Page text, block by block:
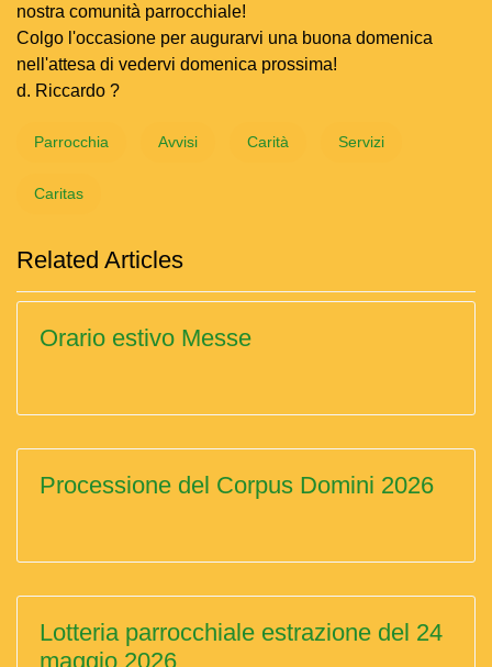
nostra comunità parrocchiale!
Colgo l'occasione per augurarvi una buona domenica
nell'attesa di vedervi domenica prossima!
d. Riccardo ?
Parrocchia Avvisi Carità Servizi
Caritas
Related Articles
Orario estivo Messe
Processione del Corpus Domini 2026
Lotteria parrocchiale estrazione del 24
maggio 2026